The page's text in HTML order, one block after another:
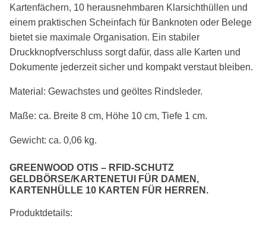
Kartenfächern, 10 herausnehmbaren Klarsichthüllen und
einem praktischen Scheinfach für Banknoten oder Belege
bietet sie maximale Organisation. Ein stabiler
Druckknopfverschluss sorgt dafür, dass alle Karten und
Dokumente jederzeit sicher und kompakt verstaut bleiben.
Material: Gewachstes und geöltes Rindsleder.
Maße: ca. Breite 8 cm, Höhe 10 cm, Tiefe 1 cm.
Gewicht: ca. 0,06 kg.
GREENWOOD OTIS – RFID-SCHUTZ
GELDBÖRSE/KARTENETUI FÜR DAMEN,
KARTENHÜLLE 10 KARTEN FÜR HERREN.
Produktdetails: